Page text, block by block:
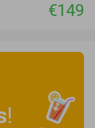
€149
!